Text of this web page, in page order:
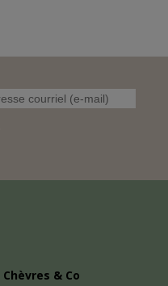
Chèvres & Co